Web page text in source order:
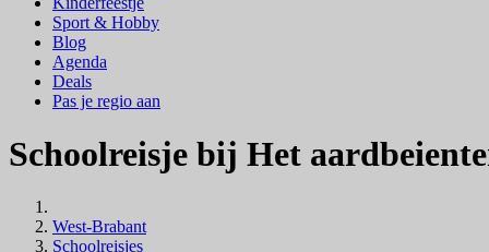
Sport & Hobby
Blog
Agenda
Deals
Pas je regio aan
Schoolreisje bij Het
West-Brabant
Schoolreisjes